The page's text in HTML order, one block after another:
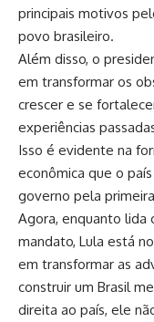
principais motivos
povo brasileiro.
Além disso, o
em transformar os
crescer e se
experiências
Isso é evidente na
econômica que o
governo pela
Agora, enquanto lida
mandato, Lula está
em transformar as
construir um Brasil
direita ao país, ele